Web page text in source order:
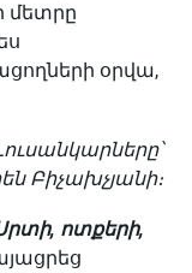
մետրը
օրվա,
Բիչախչյանի։
ոտքերի,